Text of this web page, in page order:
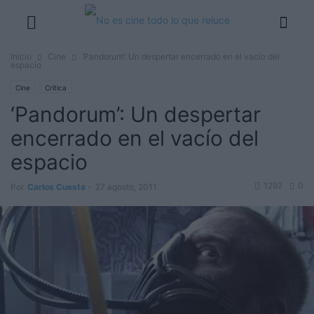
Inicio Cine
‘Pandorum’: Un despertar encerrado en el vacío del
espacio
Cine Crítica
‘Pandorum’: Un despertar
encerrado en el vacío del
espacio
Por Carlos Cuesta 27 agosto, 2011 0
1292